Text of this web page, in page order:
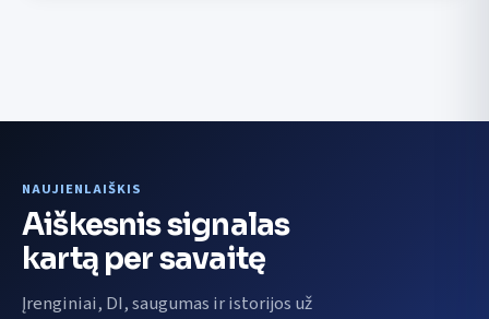
NAUJIENLAIŠKIS
Aiškesnis signalas
kartą per savaitę
Įrenginiai, DI, saugumas ir istorijos už